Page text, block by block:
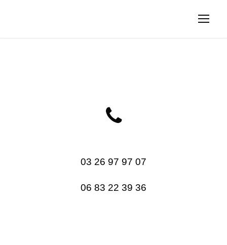
03 26 97 97 07
06 83 22 39 36